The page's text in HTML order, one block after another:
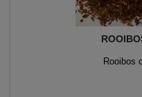
Rooibos